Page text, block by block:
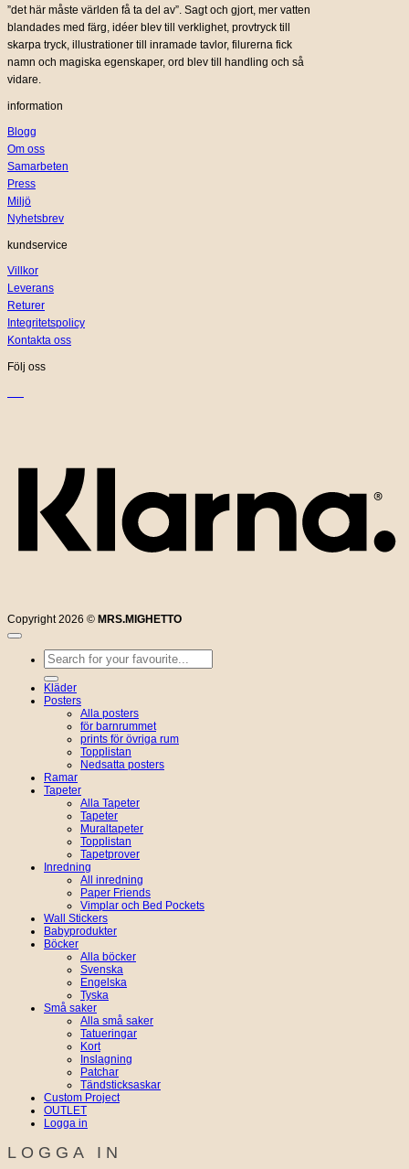
”det här måste världen få ta del av”. Sagt och gjort, mer vatten
blandades med färg, idéer blev till verklighet, provtryck till
skarpa tryck, illustrationer till inramade tavlor, filurerna fick
namn och magiska egenskaper, ord blev till handling och så
vidare.
information
Blogg
Om oss
Samarbeten
Press
Miljö
Nyhetsbrev
kundservice
Villkor
Leverans
Returer
Integritetspolicy
Kontakta oss
Följ oss
Copyright 2026 © MRS.MIGHETTO
Sök
efter:
Kläder
Posters
Alla posters
för barnrummet
prints för övriga rum
Topplistan
Nedsatta posters
Ramar
Tapeter
Alla Tapeter
Tapeter
Muraltapeter
Topplistan
Tapetprover
Inredning
All inredning
Paper Friends
Vimplar och Bed Pockets
Wall Stickers
Babyprodukter
Böcker
Alla böcker
Svenska
Engelska
Tyska
Små saker
Alla små saker
Tatueringar
Kort
Inslagning
Patchar
Tändsticksaskar
Custom Project
OUTLET
Logga in
LOGGA IN